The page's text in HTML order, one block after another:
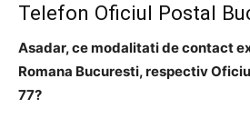
Telefon Oficiul Postal
Asadar, ce modalitati de contact
Romana Bucuresti, respectiv
77?